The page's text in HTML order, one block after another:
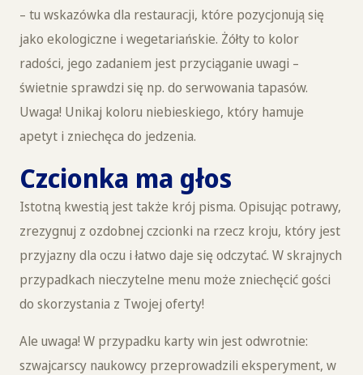
– tu wskazówka dla restauracji, które pozycjonują się
jako ekologiczne i wegetariańskie. Żółty to kolor
radości, jego zadaniem jest przyciąganie uwagi –
świetnie sprawdzi się np. do serwowania tapasów.
Uwaga! Unikaj koloru niebieskiego, który hamuje
apetyt i zniechęca do jedzenia.
Czcionka ma głos
Istotną kwestią jest także krój pisma. Opisując potrawy,
zrezygnuj z ozdobnej czcionki na rzecz kroju, który jest
przyjazny dla oczu i łatwo daje się odczytać. W skrajnych
przypadkach nieczytelne menu może zniechęcić gości
do skorzystania z Twojej oferty!
Ale uwaga! W przypadku karty win jest odwrotnie:
szwajcarscy naukowcy przeprowadzili eksperyment, w